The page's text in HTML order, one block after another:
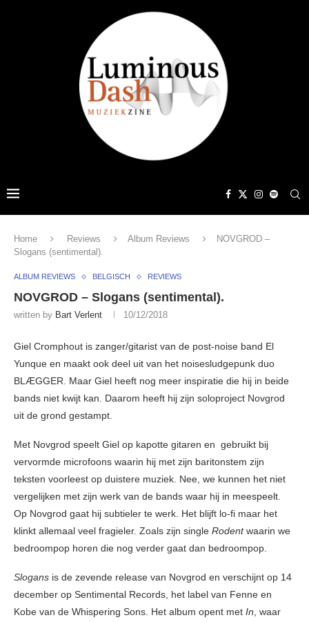
Home Reviews Album Reviews
NOVGROD –
Slogans (sentimental).
ALBUM REVIEWS BELGISCH REVIEWS
NOVGROD – Slogans (sentimental).
written by Bart Verlent 10/12/2018
Giel Cromphout is zanger/gitarist van de post-noise band El
Yunque en maakt ook deel uit van het noisesludgepunk duo
BLÆGGER. Maar Giel heeft nog meer inspiratie die hij in beide
bands niet kwijt kan. Daarom heeft hij zijn soloproject Novgrod
uit de grond gestampt.
Met Novgrod speelt Giel op kapotte gitaren en gebruikt bij
vervormde microfoons waarin hij met zijn baritonstem zijn
teksten voorleest op duistere muziek. Nee, we kunnen het niet
vergelijken met zijn werk van de bands waar hij in meespeelt.
Op Novgrod gaat hij subtieler te werk. Het blijft lo-fi maar het
klinkt allemaal veel fragieler. Zoals zijn single Rodentwaarin we
bedroompop horen die nog verder gaat dan bedroompop.
Slogans is de zevende release van Novgrod en verschijnt op 14
december op Sentimental Records, het label van Fenne en
Kobe van de Whispering Sons. Het album opent met In, waar